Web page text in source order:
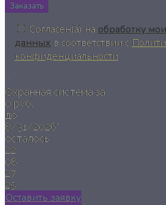
Заказать
Согласен(а) на обработку
данных в соответствии с
конфиденциальности
Охранная система за
0 руб.
до
8/31/2026*
осталось
22
08
27
24
Оставить заявку